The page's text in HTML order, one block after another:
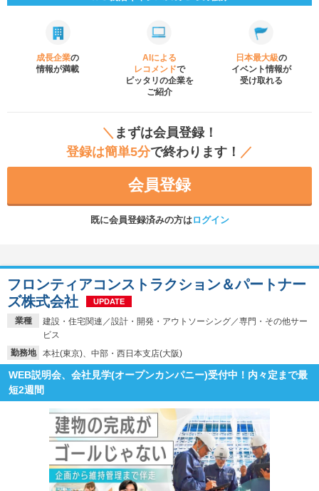
成長企業の
情報が満載
AIによる
レコメンドで
ピッタリの企業を
ご紹介
日本最大級の
イベント情報が
受け取れる
＼ まずは会員登録！
登録は簡単5分で終わります！ ／
会員登録
既に会員登録済みの方はログイン
業種
建設・住宅関連／設計・開発・アウトソーシング／専門・その他サー
ビス
勤務地
本社(東京)、中部・西日本支店(大阪)
フロンティアコンストラクション＆パートナー
ズ株式会社
UPDATE
WEB説明会、会社見学(オープンカンパニー)受付中！内々定まで最
短2週間